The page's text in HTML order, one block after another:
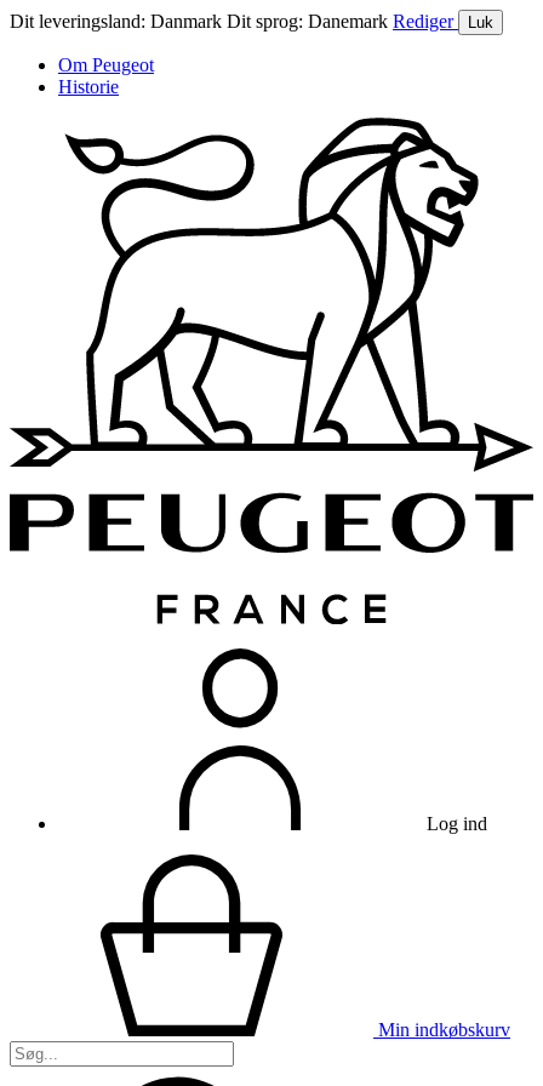
Dit leveringsland: Danmark Dit sprog: Danemark Rediger Luk
Om Peugeot
Historie
Log ind
Min indkøbskurv